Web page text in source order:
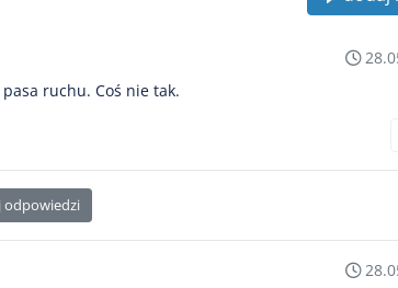
ruchu. Coś nie tak.
odpowiedzi